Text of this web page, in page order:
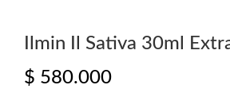
Ilmin Il Sativa 30ml
$ 580.000